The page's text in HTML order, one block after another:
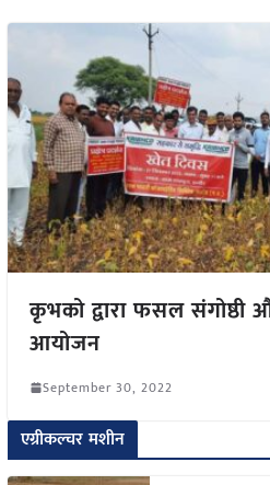
कृभको द्वारा फसल
आयोजन
September 30, 2022
एग्रीकल्चर मशीन